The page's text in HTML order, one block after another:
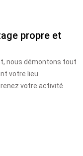
propre et
nous démontons tout
votre lieu
votre activité